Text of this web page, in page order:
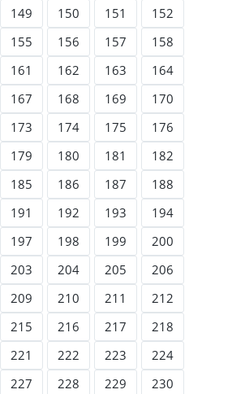
149 150 151
152
155 156 157
158
161 162 163
164
167 168 169
170
173 174 175
176
179 180 181
182
185 186 187
188
191 192 193
194
197 198 199
200
203 204 205
206
209 210 211
212
215 216 217
218
221 222 223
224
227 228 229
230